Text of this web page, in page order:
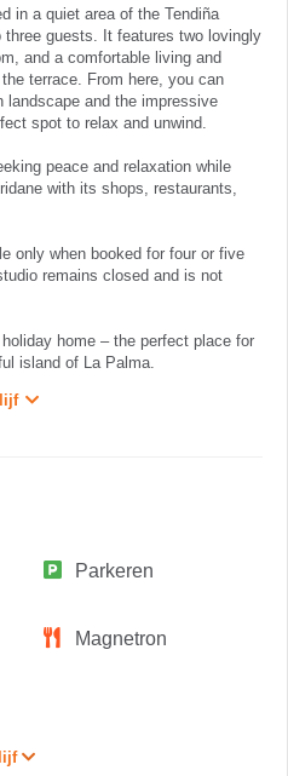
in a quiet area of the Tendiña
guests. It features two lovingly
and a comfortable living and
terrace. From here, you can
landscape and the impressive
spot to relax and unwind.
peace and relaxation while
with its shops, restaurants,
only when booked for four or five
remains closed and is not
home – the perfect place for
island of La Palma.
Parkeren
Magnetron